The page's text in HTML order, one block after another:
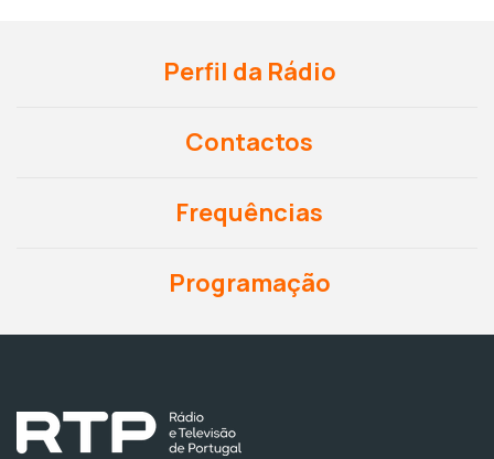
Perfil da Rádio
Contactos
Frequências
Programação